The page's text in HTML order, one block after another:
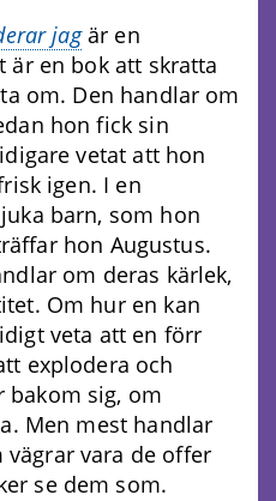
jagär en
är en bok att skratta
om. Den handlar om
hon fick sin
vetat att hon
igen. I en
barn, som hon
hon Augustus.
om deras kärlek,
Om hur en kan
veta att en förr
explodera och
bakom sig, om
Men mest handlar
vara de offer
se dem som.